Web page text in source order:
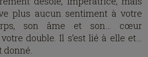
plus aucun sentiment à votre
son âme et son… cœur
double. Il s’est lié à elle et…
donné.